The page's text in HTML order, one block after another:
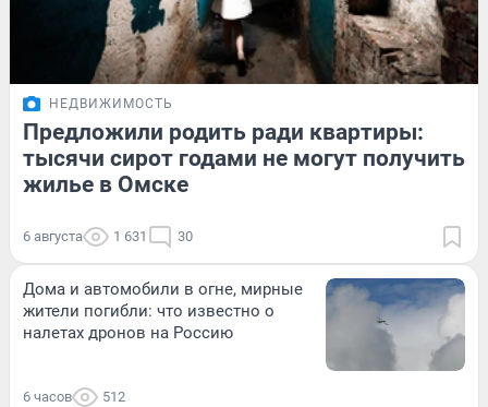
НЕДВИЖИМОСТЬ
Предложили родить ради квартиры:
тысячи сирот годами не могут получить
жилье в Омске
6 августа 1 631 30
Дома и автомобили в огне, мирные
жители погибли: что известно о
налетах дронов на Россию
6 часов 512